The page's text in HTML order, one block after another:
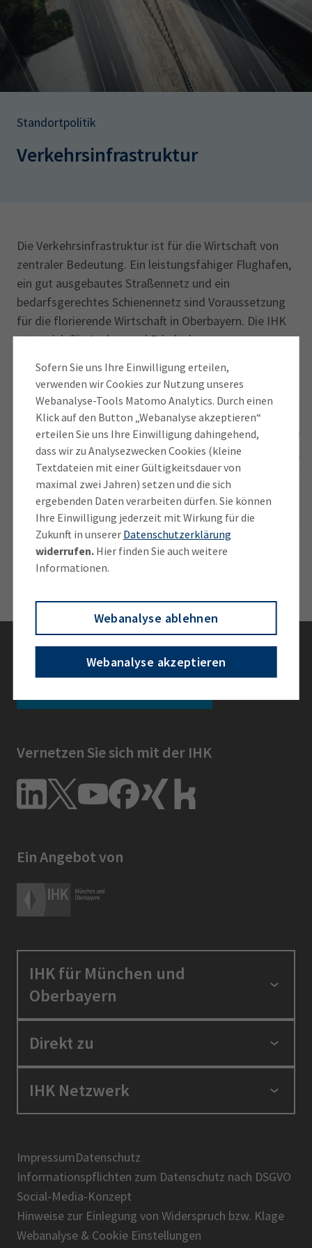
Leichte Sprache
IHK regional
Karriere
Magazin Log-in
AdA
Prüfungstermine
Wirtschaftsfachwirt
34f
Negativerklärung
Sachkundeprüfung
Berichtsheft
AEVO
34i
Betriebswirt Prüfbericht
Sofern Sie uns Ihre Einwilligung erteilen,
verwenden wir Cookies zur Nutzung unseres
Webanalyse-Tools Matomo Analytics. Durch einen
Klick auf den Button „Webanalyse akzeptieren“
erteilen Sie uns Ihre Einwilligung dahingehend,
dass wir zu Analysezwecken Cookies (kleine
Textdateien mit einer Gültigkeitsdauer von
maximal zwei Jahren) setzen und die sich
ergebenden Daten verarbeiten dürfen. Sie können
Ihre Einwilligung jederzeit mit Wirkung für die
Zukunft in unserer Datenschutzerklärung
widerrufen.Hier finden Sie auch weitere
Informationen.
Webanalyse ablehnen
Webanalyse akzeptieren
Standortpolitik
Verkehrsinfrastruktur
Die Verkehrsinfrastruktur ist für die Wirtschaft von
zentraler Bedeutung. Ein leistungsfähiger Flughafen,
ein gut ausgebautes Straßennetz und ein
bedarfsgerechtes Schienennetz sind Voraussetzung
für die florierende Wirtschaft in Oberbayern. Die IHK
setzt sich für Ausbau und Erhalt der
Mobile Zukunft München
(MZM) - Strategische Allianz
für Mobilität & Logistik
neu
Bleiben Sie informiert
Vernetzen Sie sich mit der IHK
Ein Angebot von
IHK für München und
Oberbayern
Standortpolitik
Berufszugang
Über uns
Direkt zu
Positionen
Presse
IHK-Magazin
IHK Netzwerk
BIHK
DIHK
AHK
IHK-Standortportal Bayern
ImpressumDatenschutz
Informationspflichten zum Datenschutz nach DSGVO
Social-Media-Konzept
Hinweise zur Einlegung von Widerspruch bzw. Klage
Webanalyse & Cookie Einstellungen